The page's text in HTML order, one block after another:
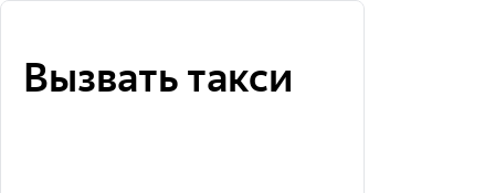
Вызвать такси